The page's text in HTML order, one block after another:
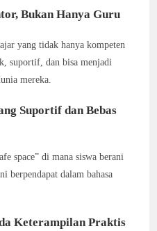
Bukan Hanya Guru
yang tidak hanya kompeten
suportif, dan bisa menjadi
mereka.
Suportif dan Bebas
space” di mana siswa berani
berpendapat dalam bahasa
Keterampilan Praktis